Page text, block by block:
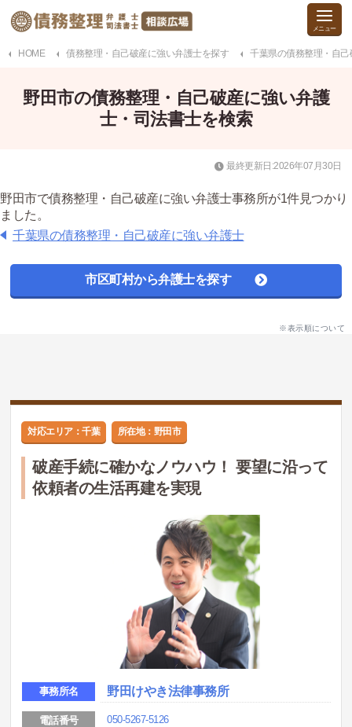
HOME 債務整理・自己破産に強い弁護士を探す 千葉県の債務整理・自
野田市の債務整理・自己破産に強い弁護
士・司法書士を検索
最終更新日:2026年07月30日
野田市で債務整理・自己破産に強い弁護士事務所が1件見つかり
ました。
千葉県の債務整理・自己破産に強い弁護士
市区町村から弁護士を探す
※表示順について
対応エリア：千葉 所在地：野田市
破産手続に確かなノウハウ！ 要望に沿って
依頼者の生活再建を実現
事務所名 野田けやき法律事務所
電話番号 050-5267-5126